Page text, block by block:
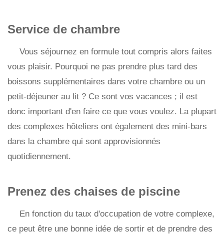
Service de chambre
Vous séjournez en formule tout compris alors faites
vous plaisir. Pourquoi ne pas prendre plus tard des
boissons supplémentaires dans votre chambre ou un
petit-déjeuner au lit ? Ce sont vos vacances ; il est
donc important d'en faire ce que vous voulez. La plupart
des complexes hôteliers ont également des mini-bars
dans la chambre qui sont approvisionnés
quotidiennement.
Prenez des chaises de piscine
En fonction du taux d'occupation de votre complexe,
ce peut être une bonne idée de sortir et de prendre des